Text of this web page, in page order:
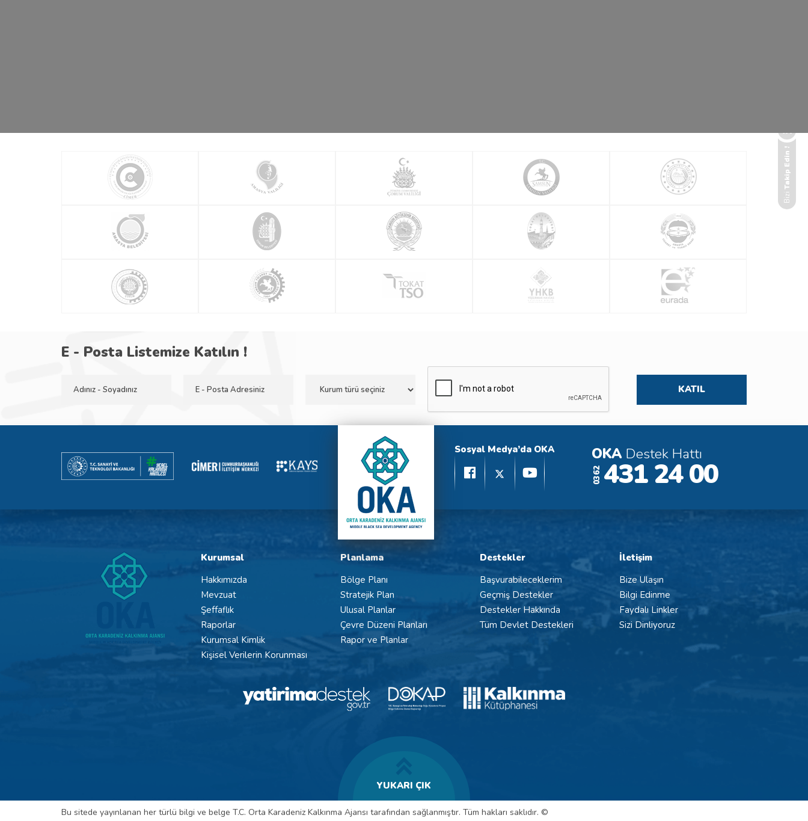
E - Posta Listemize Katılın !
Sosyal Medya’da OKA OKA Destek Hattı
0362 431 24 00
Kurumsal
Hakkımızda
Mevzuat
Şeffaflık
Raporlar
Kurumsal Kimlik
Kişisel Verilerin Korunması
Planlama
Bölge Planı
Stratejik Plan
Ulusal Planlar
Çevre Düzeni Planları
Rapor ve Planlar
Destekler
Başvurabileceklerim
Geçmiş Destekler
Destekler Hakkında
Tüm Devlet Destekleri
İletişim
Bize Ulaşın
Bilgi Edinme
Faydalı Linkler
Sizi Dinliyoruz
YUKARI ÇIK
Bu sitede yayınlanan her türlü bilgi ve belge T.C. Orta Karadeniz Kalkınma Ajansı tarafından sağlanmıştır. Tüm hakları saklıdır. ©
Bizi
Takip Edin !